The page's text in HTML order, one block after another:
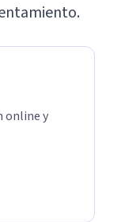
online y